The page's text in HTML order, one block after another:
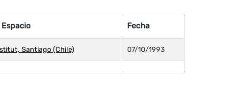
Fecha
Santiago (Chile) 07/10/1993